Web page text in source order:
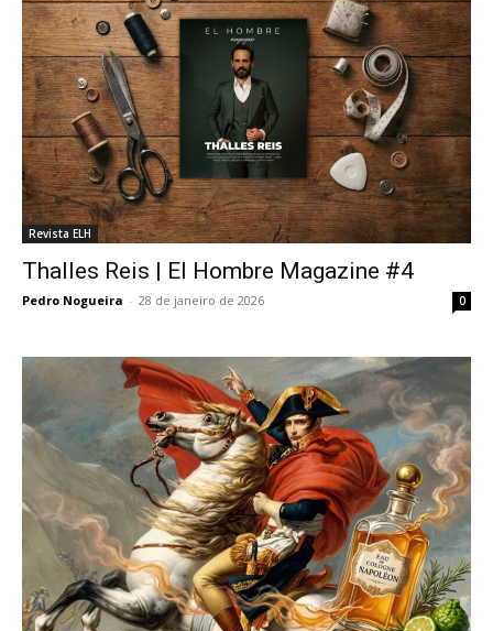
Revista ELH
Thalles Reis | El Hombre Magazine #4
Pedro Nogueira - 28 de janeiro de 2026 0